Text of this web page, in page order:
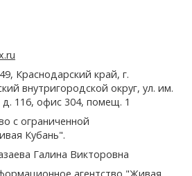
Краснодарский край, г.
внутригородской округ, ул. им.
116, офис 304, помещ. 1
с ограниченной
Кубань".
Галина Викторовна
агентство "Живая